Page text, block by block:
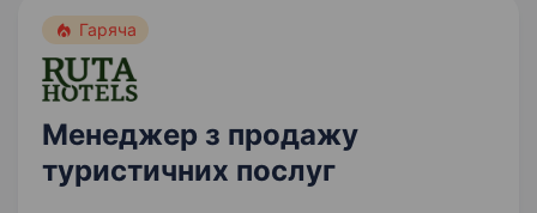
адже…
Гаряча
Менеджер з продажу
туристичних послуг